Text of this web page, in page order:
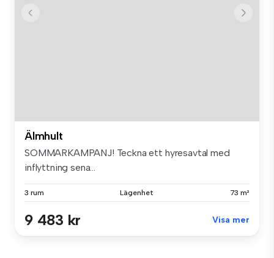
Älmhult
SOMMARKAMPANJ! Teckna ett hyresavtal med
inflyttning sena...
3 rum Lägenhet 73 m²
9 483 kr Visa mer